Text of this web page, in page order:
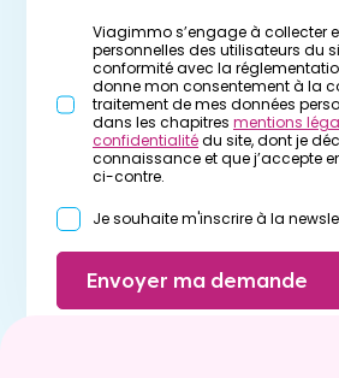
Viagimmo s’engage à collecter
personnelles des utilisateurs du
conformité avec la
donne mon consentement à la
traitement de mes données
dans les chapitres mentions
confidentialitédu site, dont je
connaissance et que j’accepte
ci-contre.
Je souhaite m'inscrire à la
Envoyer ma demande